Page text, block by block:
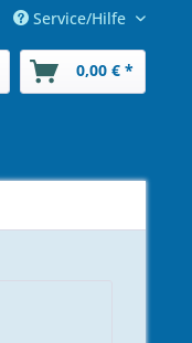
Service/Hilfe
0,00 € *